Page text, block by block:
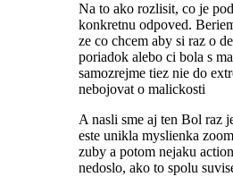
Na to ako rozlisit, co je
konkretnu odpoved.
ze co chcem aby si raz o
poriadok alebo ci bola s
samozrejme tiez nie do
nebojovat o malickosti
A nasli sme aj ten Bol raz
este unikla myslienka
zuby a potom nejaku
nedoslo, ako to spolu